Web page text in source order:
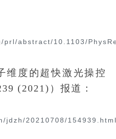
abstract/10.1103/
度的超快激光操控
(2021)）报道：
jdzh/20210708/